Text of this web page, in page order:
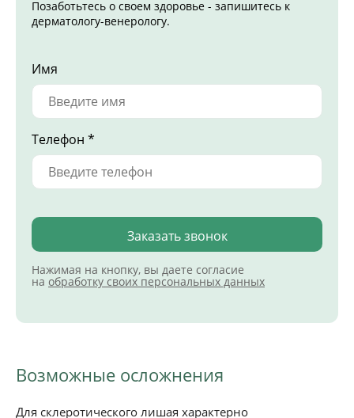
Позаботьтесь о своем здоровье - запишитесь к
дерматологу-венерологу.
Имя
Телефон *
Заказать звонок
Нажимая на кнопку, вы даете согласие
на обработку своих персональных данных
Возможные осложнения
Для склеротического лишая характерно